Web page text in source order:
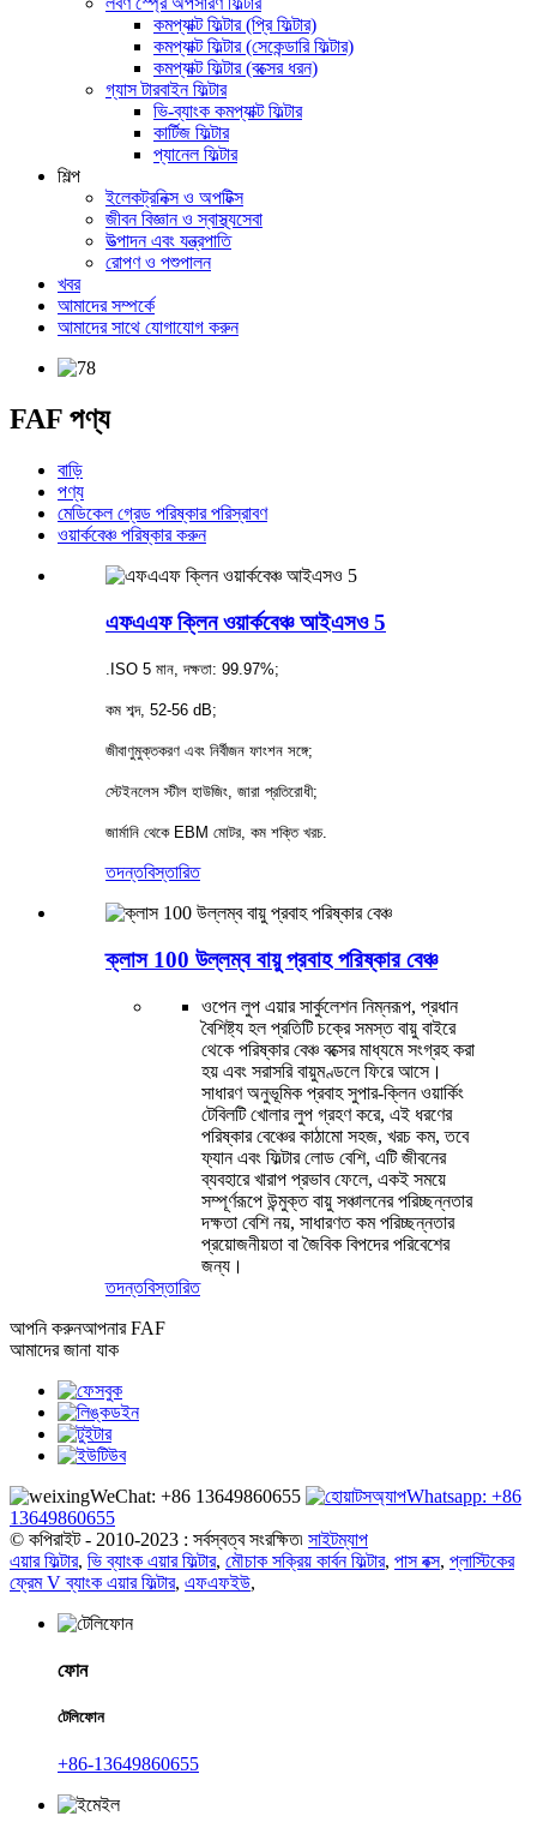
কমপ্যাক্ট ফিল্টার (প্রি ফিল্টার)
কমপ্যাক্ট ফিল্টার (সেকেন্ডারি ফিল্টার)
কমপ্যাক্ট ফিল্টার (বক্সের ধরন)
গ্যাস টারবাইন ফিল্টার
ভি-ব্যাংক কমপ্যাক্ট ফিল্টার
কার্টিজ ফিল্টার
প্যানেল ফিল্টার
শিল্প
ইলেকট্রনিক্স ও অপটিক্স
জীবন বিজ্ঞান ও স্বাস্থ্যসেবা
উত্পাদন এবং যন্ত্রপাতি
রোপণ ও পশুপালন
খবর
আমাদের সম্পর্কে
আমাদের সাথে যোগাযোগ করুন
FAF পণ্য
বাড়ি
পণ্য
মেডিকেল গ্রেড পরিষ্কার পরিস্রাবণ
ওয়ার্কবেঞ্চ পরিষ্কার করুন
এফএএফ ক্লিন ওয়ার্কবেঞ্চ আইএসও 5
.ISO 5 মান, দক্ষতা: 99.97%;
কম শব্দ, 52-56 dB;
জীবাণুমুক্তকরণ এবং নির্বীজন ফাংশন সঙ্গে;
স্টেইনলেস স্টীল হাউজিং, জারা প্রতিরোধী;
জার্মানি থেকে EBM মোটর, কম শক্তি খরচ.
তদন্তবিস্তারিত
ক্লাস 100 উল্লম্ব বায়ু প্রবাহ পরিষ্কার বেঞ্চ
ওপেন লুপ এয়ার সার্কুলেশন নিম্নরূপ, প্রধান
বৈশিষ্ট্য হল প্রতিটি চক্রে সমস্ত বায়ু বাইরে
থেকে পরিষ্কার বেঞ্চ বক্সের মাধ্যমে সংগ্রহ করা
হয় এবং সরাসরি বায়ুমণ্ডলে ফিরে আসে।
সাধারণ অনুভূমিক প্রবাহ সুপার-ক্লিন ওয়ার্কিং
টেবিলটি খোলার লুপ গ্রহণ করে, এই ধরণের
পরিষ্কার বেঞ্চের কাঠামো সহজ, খরচ কম, তবে
ফ্যান এবং ফিল্টার লোড বেশি, এটি জীবনের
ব্যবহারে খারাপ প্রভাব ফেলে, একই সময়ে
সম্পূর্ণরূপে উন্মুক্ত বায়ু সঞ্চালনের পরিচ্ছন্নতার
দক্ষতা বেশি নয়, সাধারণত কম পরিচ্ছন্নতার
প্রয়োজনীয়তা বা জৈবিক বিপদের পরিবেশের
জন্য।
তদন্তবিস্তারিত
আপনি করুনআপনার FAF
আমাদের জানা যাক
WeChat: +86 13649860655
Whatsapp: +86
13649860655
© কপিরাইট - 2010-2023 : সর্বস্বত্ব সংরক্ষিত৷ সাইটম্যাপ
এয়ার ফিল্টার, ভি ব্যাংক এয়ার ফিল্টার, মৌচাক সক্রিয় কার্বন ফিল্টার, পাস বক্স, প্লাস্টিকের
ফ্রেম V ব্যাংক এয়ার ফিল্টার, এফএফইউ,
ফোন
টেলিফোন
+86-13649860655